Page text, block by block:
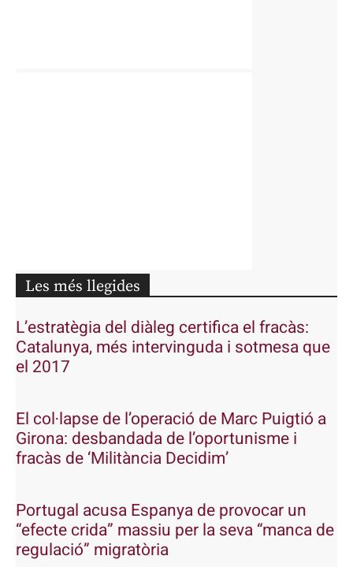
Les més llegides
L’estratègia del diàleg certifica el fracàs:
Catalunya, més intervinguda i sotmesa que
el 2017
El col·lapse de l’operació de Marc Puigtió a
Girona: desbandada de l’oportunisme i
fracàs de ‘Militància Decidim’
Portugal acusa Espanya de provocar un
“efecte crida” massiu per la seva “manca de
regulació” migratòria